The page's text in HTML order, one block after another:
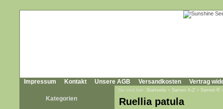
Impressum Kontakt Unsere AGB Versandkosten Vertrag
Kategorien
Sie sind hier: Startseite » Samen A-Z » Samen R
Ruellia patula